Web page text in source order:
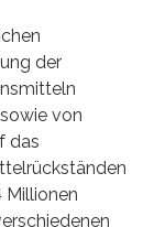
der
von
das
Millionen